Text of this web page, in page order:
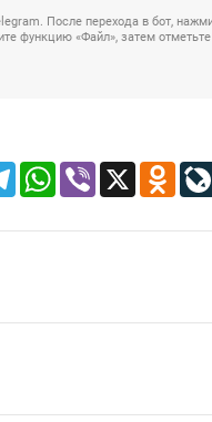
После перехода в бот,
функцию «Файл», затем
TelegramWhatsApp
Viber X